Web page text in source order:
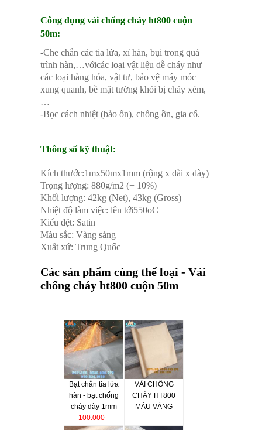
Công dụng vải chống cháy ht800 cuộn
50m:
-Che chắn các tia lửa, xỉ hàn, bụi trong quá
trình hàn,…vớicác loại vật liệu dễ cháy như
các loại hàng hóa, vật tư, bảo vệ máy móc
xung quanh, bề mặt tường khỏi bị cháy xém,
…
-Bọc cách nhiệt (bảo ôn), chống ồn, gia cố.
Thông số kỹ thuật:
Kích thước:1mx50mx1mm (rộng x dài x dày)
Trọng lượng: 880g/m2 (+ 10%)
Khối lượng: 42kg (Net), 43kg (Gross)
Nhiệt độ làm việc: lên tới550oC
Kiểu dệt: Satin
Màu sắc: Vàng sáng
Xuất xứ: Trung Quốc
Các sản phẩm cùng thể loại - Vải
chống cháy ht800 cuộn 50m
Bạt chắn tia lửa
hàn - bạt chống
cháy dày 1mm
100.000 -
VẢI CHỐNG
CHÁY HT800
MÀU VÀNG